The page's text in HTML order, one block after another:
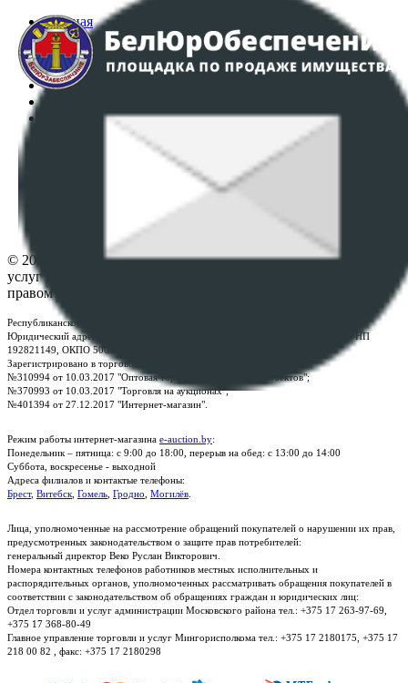
Главная
Аукционы
Интернет-магазин
Регламент организации и проведения торгов
Политика в отношении обработки персональных
ПОЛОЖЕНИЕ О ПОЛИТИКЕ ОБРАБОТКИ COOKIE-
Настройки cookie-файлов
© 2026 Республиканское унитарное предприятие по оказанию
услуг "БелЮрОбеспечение" - Все права защищены авторским
правом
Республиканское унитарное предприятие по оказанию услуг "БелЮрОбеспечение"
Юридический адрес: г. Минск, пр-т. Дзержинского, 1Б, e-mail:
, УНП
192821149, ОКПО 500111895000
Зарегистрировано в торговом реестре Республики Беларусь:
№310994 от 10.03.2017 "Оптовая торговля без торговых объектов";
№370993 от 10.03.2017 "Торговля на аукционах";
№401394 от 27.12.2017 "Интернет-магазин".
Режим работы интернет-магазина e-auction.by:
Понедельник – пятница: с 9:00 до 18:00, перерыв на обед: с 13:00 до 14:00
Суббота, воскресенье - выходной
Адреса филиалов и контактые телефоны:
Брест, Витебск Гомель Гродно Могилёв
Лица, уполномоченные на рассмотрение обращений покупателей о нарушении их прав,
предусмотренных законодательством о защите прав потребителей:
генеральный директор Веко Руслан Викторович.
Номера контактных телефонов работников местных исполнительных и
распорядительных органов, уполномоченных рассматривать обращения покупателей в
соответствии с законодательством об обращениях граждан и юридических лиц:
Отдел торговли и услуг администрации Московского района тел.: +375 17 263-97-69,
+375 17 368-80-49
Главное управление торговли и услуг Мингорисполкома тел.: +375 17 2180175, +375 17
218 00 82 , факс: +375 17 2180298